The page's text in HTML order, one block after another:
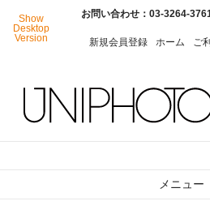
Show
Desktop
Version
お問い合わせ：03-3264-
新規会員登録 ホーム ご
メニュー